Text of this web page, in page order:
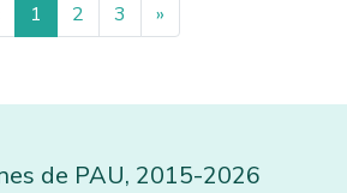
1 2 3 »
de PAU, 2015-2026